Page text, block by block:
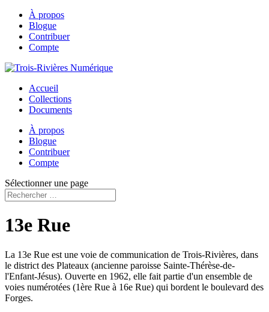
À propos
Blogue
Contribuer
Compte
Accueil
Collections
Documents
À propos
Blogue
Contribuer
Compte
Sélectionner une page
13e Rue
La 13e Rue est une voie de communication de Trois-Rivières, dans
le district des Plateaux (ancienne paroisse Sainte-Thérèse-de-
l'Enfant-Jésus). Ouverte en 1962, elle fait partie d'un ensemble de
voies numérotées (1ère Rue à 16e Rue) qui bordent le boulevard des
Forges.